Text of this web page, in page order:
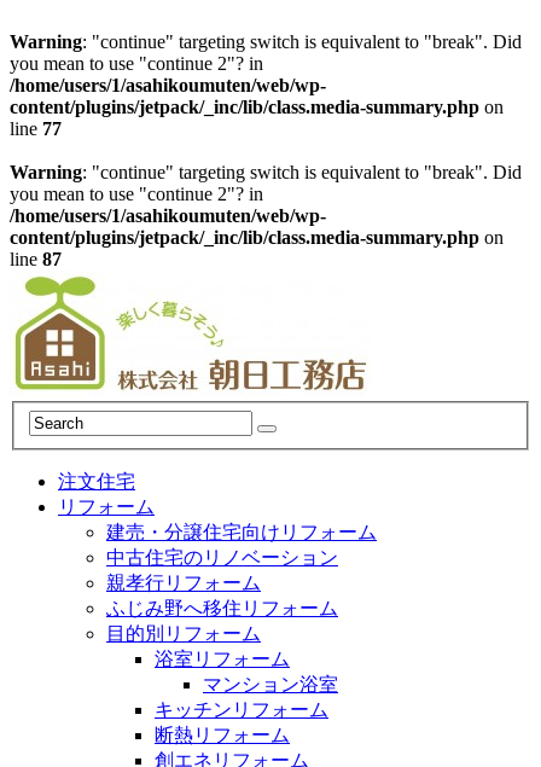
Warning: "continue" targeting switch is equivalent to "break". Did
you mean to use "continue 2"? in
/home/users/1/asahikoumuten/web/wp-
content/plugins/jetpack/_inc/lib/class.media-summary.php on
line 77
Warning: "continue" targeting switch is equivalent to "break". Did
you mean to use "continue 2"? in
/home/users/1/asahikoumuten/web/wp-
content/plugins/jetpack/_inc/lib/class.media-summary.php on
line 87
注文住宅
リフォーム
建売・分譲住宅向けリフォーム
中古住宅のリノベーション
親孝行リフォーム
ふじみ野へ移住リフォーム
目的別リフォーム
浴室リフォーム
マンション浴室
キッチンリフォーム
断熱リフォーム
創エネリフォーム